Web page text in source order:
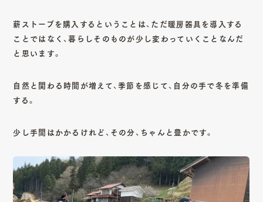
薪ストーブを購入するということは、ただ暖房器具を導入する
ことではなく、暮らしそのものが少し変わっていくことなんだ
と思います。
自然と関わる時間が増えて、季節を感じて、自分の手で冬を準備
する。
少し手間はかかるけれど、その分、ちゃんと豊かです。